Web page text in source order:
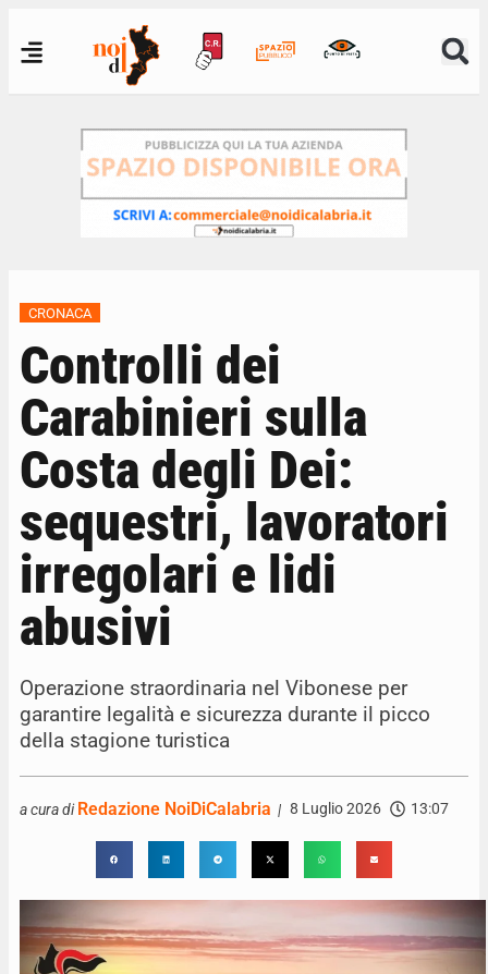
CRONACA
Controlli dei
Carabinieri sulla
Costa degli Dei:
sequestri, lavoratori
irregolari e lidi
abusivi
Operazione straordinaria nel Vibonese per
garantire legalità e sicurezza durante il picco
della stagione turistica
a cura di Redazione NoiDiCalabria | 8 Luglio 2026 13:07